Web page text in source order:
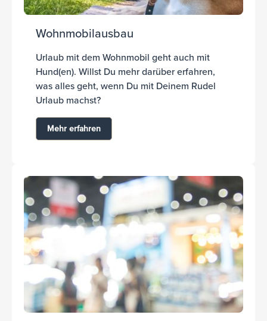
Wohnmobilausbau
Urlaub mit dem Wohnmobil geht auch mit
Hund(en). Willst Du mehr darüber erfahren,
was alles geht, wenn Du mit Deinem Rudel
Urlaub machst?
Mehr erfahren